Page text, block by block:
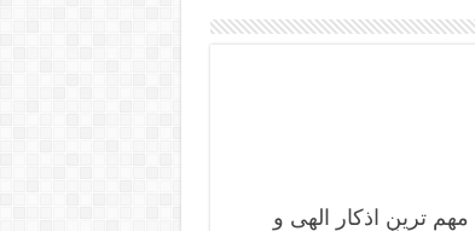
مهم ترین اذکار الهی و